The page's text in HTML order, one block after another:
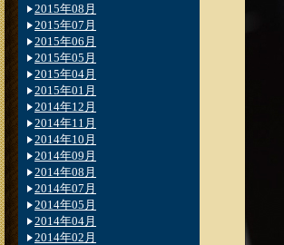
2015年08月
2015年07月
2015年06月
2015年05月
2015年04月
2015年01月
2014年12月
2014年11月
2014年10月
2014年09月
2014年08月
2014年07月
2014年05月
2014年04月
2014年02月